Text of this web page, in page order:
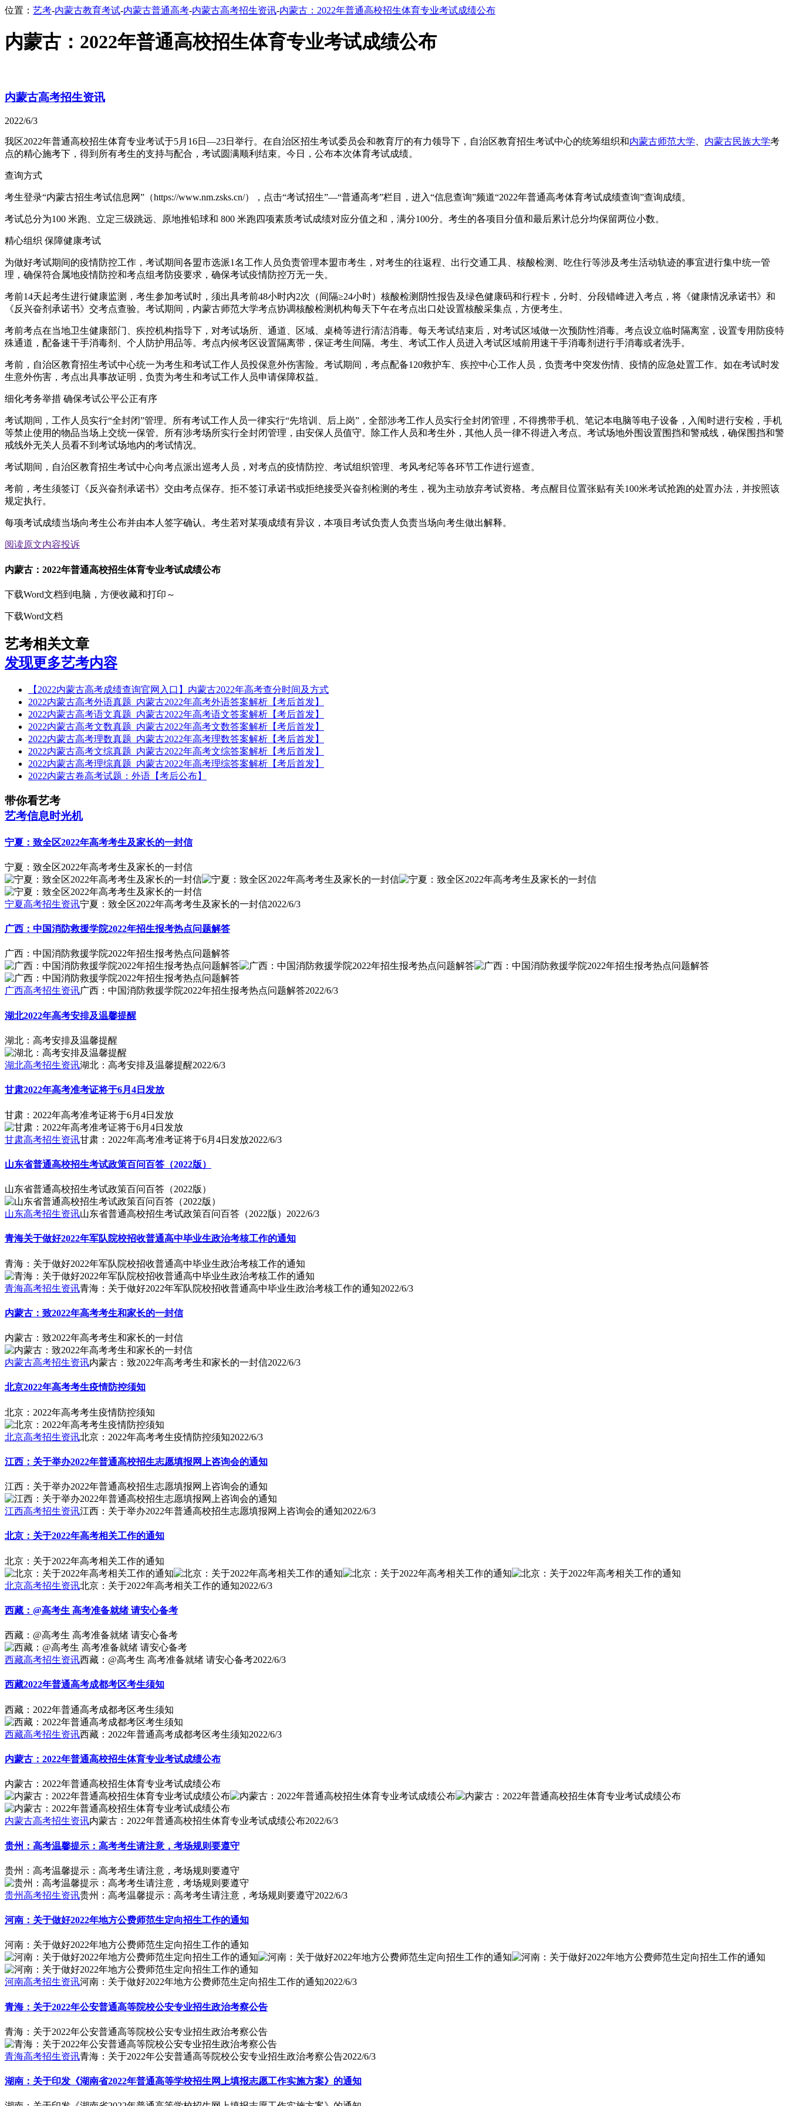
位置： 艺考-内蒙古教育考试-内蒙古普通高考-内蒙古高考招生资讯-内蒙古：2022年普通高校招生体育专业考试成绩公布
内蒙古：2022年普通高校招生体育专业考试成绩公布
内蒙古高考招生资讯
2022/6/3
我区2022年普通高校招生体育专业考试于5月16日—23日举行。在自治区招生考试委员会和教育厅的有力领导下，自治区教育招生考试中心的统筹组织和内蒙古师范大学 内蒙古民族大学考
点的精心施考下，得到所有考生的支持与配合，考试圆满顺利结束。今日，公布本次体育考试成绩。
查询方式
考生登录“内蒙古招生考试信息网”（https://www.nm.zsks.cn/），点击“考试招生”—“普通高考”栏目，进入“信息查询”频道“2022年普通高考体育考试成绩查询”查询成绩。
考试总分为100 米跑、立定三级跳远、原地推铅球和 800 米跑四项素质考试成绩对应分值之和，满分100分。考生的各项目分值和最后累计总分均保留两位小数。
精心组织 保障健康考试
为做好考试期间的疫情防控工作，考试期间各盟市选派1名工作人员负责管理本盟市考生，对考生的往返程、出行交通工具、核酸检测、吃住行等涉及考生活动轨迹的事宜进行集中统一管
理，确保符合属地疫情防控和考点组考防疫要求，确保考试疫情防控万无一失。
考前14天起考生进行健康监测，考生参加考试时，须出具考前48小时内2次（间隔≥24小时）核酸检测阴性报告及绿色健康码和行程卡，分时、分段错峰进入考点，将《健康情况承诺书》和
《反兴奋剂承诺书》交考点查验。考试期间，内蒙古师范大学考点协调核酸检测机构每天下午在考点出口处设置核酸采集点，方便考生。
考前考点在当地卫生健康部门、疾控机构指导下，对考试场所、通道、区域、桌椅等进行清洁消毒。每天考试结束后，对考试区域做一次预防性消毒。考点设立临时隔离室，设置专用防疫特
殊通道，配备速干手消毒剂、个人防护用品等。考点内候考区设置隔离带，保证考生间隔。考生、考试工作人员进入考试区域前用速干手消毒剂进行手消毒或者洗手。
考前，自治区教育招生考试中心统一为考生和考试工作人员投保意外伤害险。考试期间，考点配备120救护车、疾控中心工作人员，负责考中突发伤情、疫情的应急处置工作。如在考试时发
生意外伤害，考点出具事故证明，负责为考生和考试工作人员申请保障权益。
细化考务举措 确保考试公平公正有序
考试期间，工作人员实行“全封闭”管理。所有考试工作人员一律实行“先培训、后上岗”，全部涉考工作人员实行全封闭管理，不得携带手机、笔记本电脑等电子设备，入闱时进行安检，手机
等禁止使用的物品当场上交统一保管。所有涉考场所实行全封闭管理，由安保人员值守。除工作人员和考生外，其他人员一律不得进入考点。考试场地外围设置围挡和警戒线，确保围挡和警
戒线外无关人员看不到考试场地内的考试情况。
考试期间，自治区教育招生考试中心向考点派出巡考人员，对考点的疫情防控、考试组织管理、考风考纪等各环节工作进行巡查。
考前，考生须签订《反兴奋剂承诺书》交由考点保存。拒不签订承诺书或拒绝接受兴奋剂检测的考生，视为主动放弃考试资格。考点醒目位置张贴有关100米考试抢跑的处置办法，并按照该
规定执行。
每项考试成绩当场向考生公布并由本人签字确认。考生若对某项成绩有异议，本项目考试负责人负责当场向考生做出解释。
阅读原文内容投诉
内蒙古：2022年普通高校招生体育专业考试成绩公布
下载Word文档到电脑，方便收藏和打印～
下载Word文档
艺考相关文章
发现更多艺考内容
【2022内蒙古高考成绩查询官网入口】内蒙古2022年高考查分时间及方式
2022内蒙古高考外语真题_内蒙古2022年高考外语答案解析【考后首发】
2022内蒙古高考语文真题_内蒙古2022年高考语文答案解析【考后首发】
2022内蒙古高考文数真题_内蒙古2022年高考文数答案解析【考后首发】
2022内蒙古高考理数真题_内蒙古2022年高考理数答案解析【考后首发】
2022内蒙古高考文综真题_内蒙古2022年高考文综答案解析【考后首发】
2022内蒙古高考理综真题_内蒙古2022年高考理综答案解析【考后首发】
2022内蒙古卷高考试题：外语【考后公布】
带你看艺考
艺考信息时光机
宁夏：致全区2022年高考考生及家长的一封信
宁夏：致全区2022年高考考生及家长的一封信
宁夏高考招生资讯宁夏：致全区2022年高考考生及家长的一封信2022/6/3
广西：中国消防救援学院2022年招生报考热点问题解答
广西：中国消防救援学院2022年招生报考热点问题解答
广西高考招生资讯广西：中国消防救援学院2022年招生报考热点问题解答2022/6/3
湖北2022年高考安排及温馨提醒
湖北：高考安排及温馨提醒
湖北高考招生资讯湖北：高考安排及温馨提醒2022/6/3
甘肃2022年高考准考证将于6月4日发放
甘肃：2022年高考准考证将于6月4日发放
甘肃高考招生资讯甘肃：2022年高考准考证将于6月4日发放2022/6/3
山东省普通高校招生考试政策百问百答（2022版）
山东省普通高校招生考试政策百问百答（2022版）
山东高考招生资讯山东省普通高校招生考试政策百问百答（2022版） 2022/6/3
青海关于做好2022年军队院校招收普通高中毕业生政治考核工作的通知
青海：关于做好2022年军队院校招收普通高中毕业生政治考核工作的通知
青海高考招生资讯青海：关于做好2022年军队院校招收普通高中毕业生政治考核工作的通知2022/6/3
内蒙古：致2022年高考考生和家长的一封信
内蒙古：致2022年高考考生和家长的一封信
内蒙古高考招生资讯内蒙古：致2022年高考考生和家长的一封信2022/6/3
北京2022年高考考生疫情防控须知
北京：2022年高考考生疫情防控须知
北京高考招生资讯北京：2022年高考考生疫情防控须知2022/6/3
江西：关于举办2022年普通高校招生志愿填报网上咨询会的通知
江西：关于举办2022年普通高校招生志愿填报网上咨询会的通知
江西高考招生资讯江西：关于举办2022年普通高校招生志愿填报网上咨询会的通知2022/6/3
北京：关于2022年高考相关工作的通知
北京：关于2022年高考相关工作的通知
北京高考招生资讯北京：关于2022年高考相关工作的通知2022/6/3
西藏：@高考生 高考准备就绪 请安心备考
西藏：@高考生 高考准备就绪 请安心备考
西藏高考招生资讯西藏：@高考生 高考准备就绪 请安心备考2022/6/3
西藏2022年普通高考成都考区考生须知
西藏：2022年普通高考成都考区考生须知
西藏高考招生资讯西藏：2022年普通高考成都考区考生须知2022/6/3
内蒙古：2022年普通高校招生体育专业考试成绩公布
内蒙古：2022年普通高校招生体育专业考试成绩公布
内蒙古高考招生资讯内蒙古：2022年普通高校招生体育专业考试成绩公布2022/6/3
贵州：高考温馨提示：高考考生请注意，考场规则要遵守
贵州：高考温馨提示：高考考生请注意，考场规则要遵守
贵州高考招生资讯贵州：高考温馨提示：高考考生请注意，考场规则要遵守2022/6/3
河南：关于做好2022年地方公费师范生定向招生工作的通知
河南：关于做好2022年地方公费师范生定向招生工作的通知
河南高考招生资讯河南：关于做好2022年地方公费师范生定向招生工作的通知2022/6/3
青海：关于2022年公安普通高等院校公安专业招生政治考察公告
青海：关于2022年公安普通高等院校公安专业招生政治考察公告
青海高考招生资讯青海：关于2022年公安普通高等院校公安专业招生政治考察公告2022/6/3
湖南：关于印发《湖南省2022年普通高等学校招生网上填报志愿工作实施方案》的通知